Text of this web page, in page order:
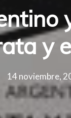
y
14 noviembre,